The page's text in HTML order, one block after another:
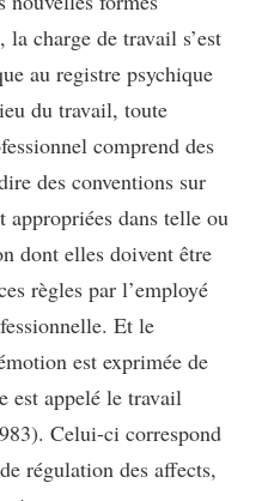
charge de travail s’est
au registre psychique
du travail, toute
comprend des
des conventions sur
appropriées dans telle ou
dont elles doivent être
règles par l’employé
Et le
est exprimée de
est appelé le travail
Celui-ci correspond
régulation des affects,